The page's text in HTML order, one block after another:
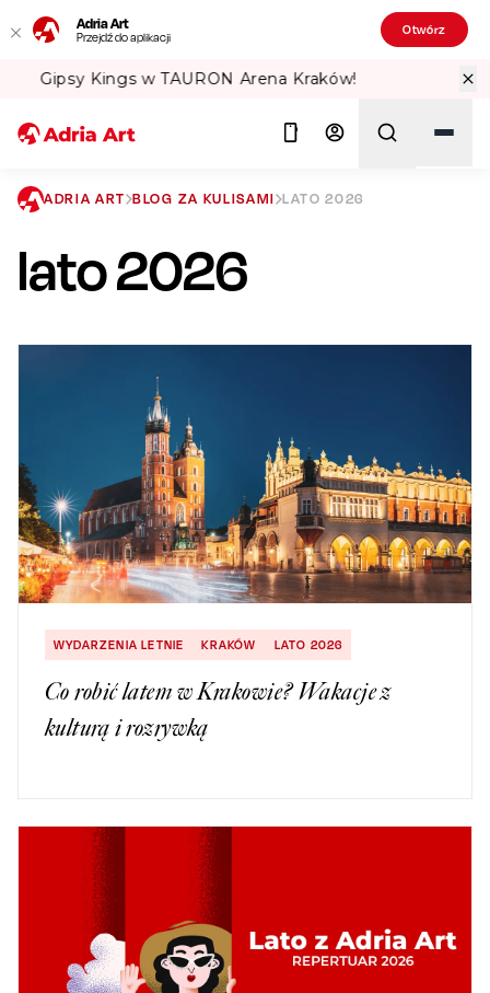
Adria Art
Przejdź do aplikacji Otwórz
Sprawdź Teatralne Lato w PKiN! 🏛️
Szukaj
ADRIA ART BLOG ZA KULISAMI LATO 2026
lato 2026
WYDARZENIA LETNIE KRAKÓW LATO 2026
Co robić latem w Krakowie? Wakacje z
kulturą i rozrywką